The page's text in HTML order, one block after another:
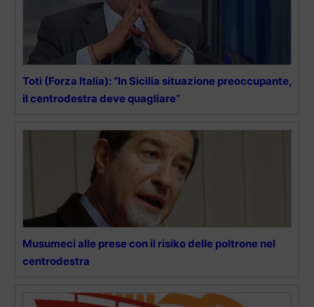
Toti (Forza Italia): “In Sicilia situazione preoccupante,
il centrodestra deve quagliare”
Musumeci alle prese con il risiko delle poltrone nel
centrodestra